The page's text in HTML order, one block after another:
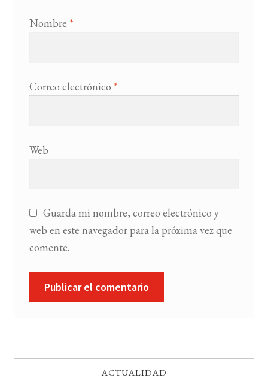
Nombre *
Correo electrónico *
Web
Guarda mi nombre, correo electrónico y
web en este navegador para la próxima vez que
comente.
ACTUALIDAD